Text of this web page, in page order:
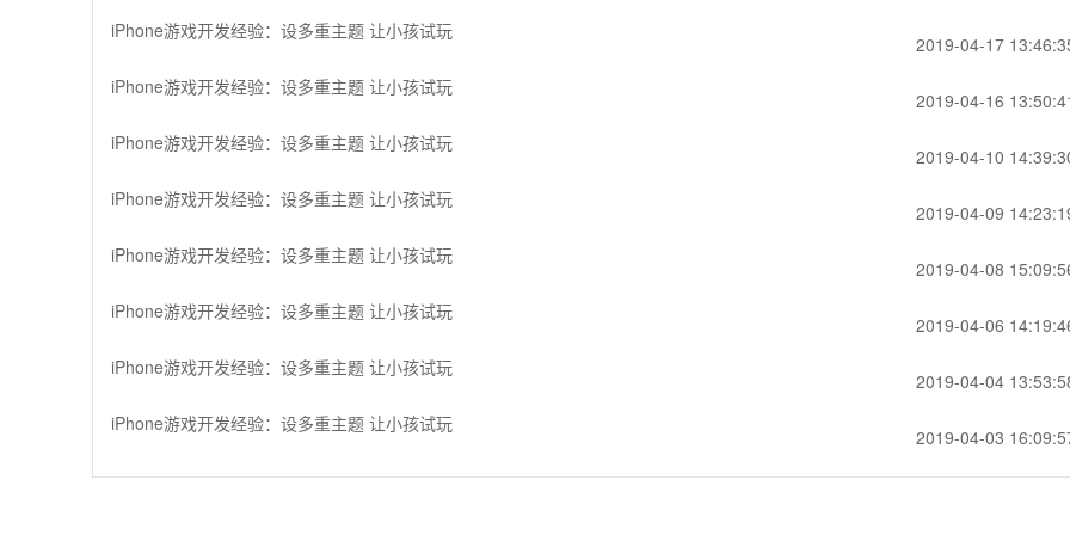
iPhone游戏开发经验：设多重主题 让小孩试玩
2019-04-17
iPhone游戏开发经验：设多重主题 让小孩试玩
2019-04-16
iPhone游戏开发经验：设多重主题 让小孩试玩
2019-04-10
iPhone游戏开发经验：设多重主题 让小孩试玩
2019-04-09
iPhone游戏开发经验：设多重主题 让小孩试玩
2019-04-08
iPhone游戏开发经验：设多重主题 让小孩试玩
2019-04-06
iPhone游戏开发经验：设多重主题 让小孩试玩
2019-04-04
iPhone游戏开发经验：设多重主题 让小孩试玩
2019-04-03